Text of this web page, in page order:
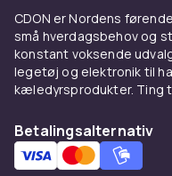
CDON er Nordens
små hverdagsbehov og
konstant voksende
legetøj og elektronik til
kæledyrsprodukter. Ting
Betalingsalternativ